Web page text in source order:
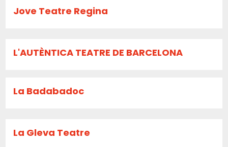
Jove Teatre Regina
L'AUTÈNTICA TEATRE DE BARCELONA
La Badabadoc
La Gleva Teatre